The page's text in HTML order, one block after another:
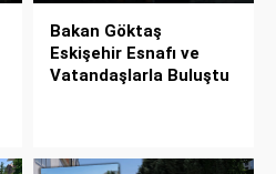
Bakan Göktaş
Eskişehir Esnafı ve
Vatandaşlarla Buluştu